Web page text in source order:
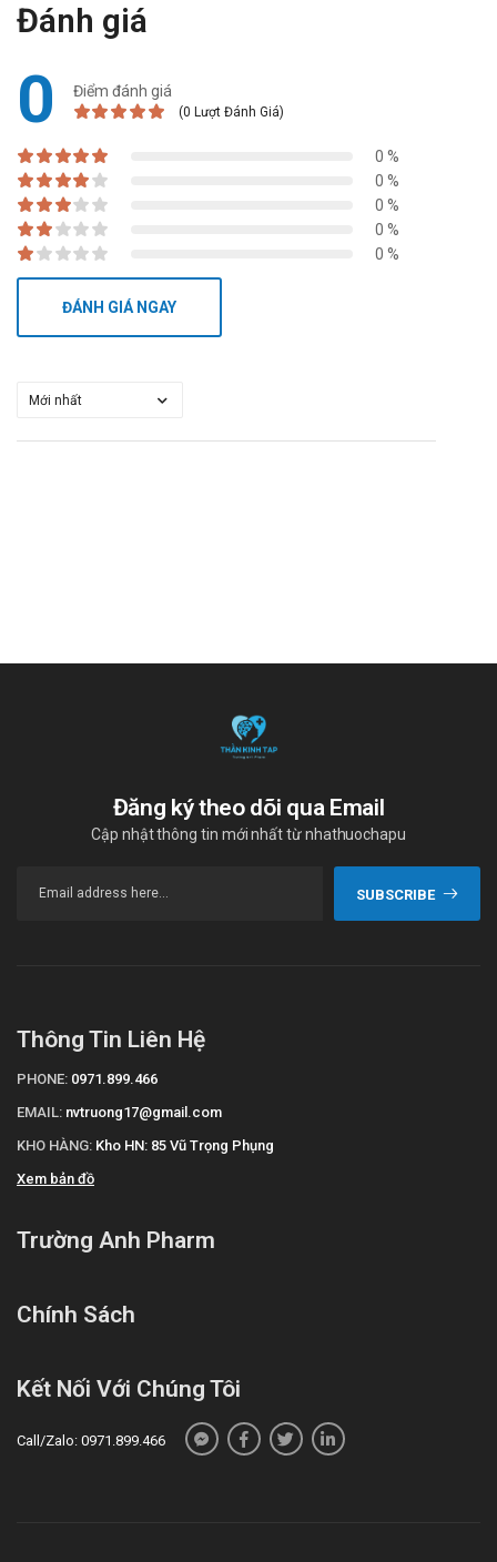
Đánh giá
0 Điểm đánh giá
(0 Lượt Đánh Giá)
0 %
0 %
0 %
0 %
0 %
ĐÁNH GIÁ NGAY
Đăng ký theo dõi qua Email
Cập nhật thông tin mới nhất từ nhathuochapu
SUBSCRIBE
Thông Tin Liên Hệ
PHONE: 0971.899.466
EMAIL: nvtruong17@gmail.com
KHO HÀNG: Kho HN: 85 Vũ Trọng Phụng
Xem bản đồ
Trường Anh Pharm
Chính Sách
Kết Nối Với Chúng Tôi
Call/Zalo: 0971.899.466